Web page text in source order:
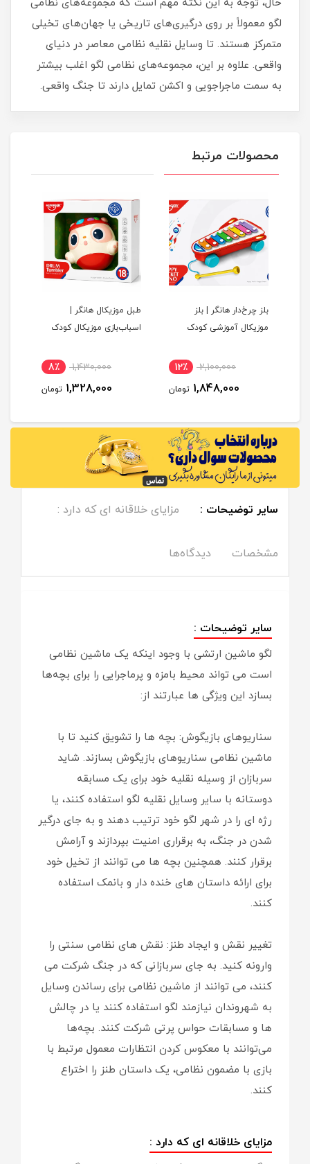
حال، توجه به این نکته مهم است که مجموعه‌های نظامی
لگو معمولاً بر روی درگیری‌های تاریخی یا جهان‌های تخیلی
متمرکز هستند. تا وسایل نقلیه نظامی معاصر در دنیای
واقعی. علاوه بر این، مجموعه‌های نظامی لگو اغلب بیشتر
به سمت ماجراجویی و اکشن تمایل دارند تا جنگ واقعی.
محصولات مرتبط
بلز چرخ‌دار هانگر | بلز
موزیکال آموزشی کودک
2,100,000 12٪
1,848,000 تومان
طبل موزیکال هانگر |
اسباب‌بازی موزیکال کودک
1,430,000 8٪
1,328,000 تومان
سایر توضیحات : مزایای خلاقانه ای که دارد :
مشخصات دیدگاه‌ها
سایر توضیحات :
لگو ماشین ارتشی با وجود اینکه یک ماشین نظامی
است می تواند محیط بامزه و پرماجرایی را برای بچه‌ها
بسازد این ویژگی ها عبارتند از:
سناریوهای بازیگوش: بچه ها را تشویق کنید تا با
ماشین نظامی سناریوهای بازیگوش بسازند. شاید
سربازان از وسیله نقلیه خود برای یک مسابقه
دوستانه با سایر وسایل نقلیه لگو استفاده کنند، یا
رژه ای را در شهر لگو خود ترتیب دهند و به جای درگیر
شدن در جنگ، به برقراری امنیت بپردازند و آرامش
برقرار کنند. همچنین بچه ها می توانند از تخیل خود
برای ارائه داستان های خنده دار و بانمک استفاده
کنند.
تغییر نقش و ایجاد طنز: نقش های نظامی سنتی را
وارونه کنید. به جای سربازانی که در جنگ شرکت می
کنند، می توانند از ماشین نظامی برای رساندن وسایل
به شهروندان نیازمند لگو استفاده کنند یا در چالش
ها و مسابقات حواس پرتی شرکت کنند. بچه‌ها
می‌توانند با معکوس کردن انتظارات معمول مرتبط با
بازی با مضمون نظامی، یک داستان طنز را اختراع
کنند.
مزایای خلاقانه ای که دارد :